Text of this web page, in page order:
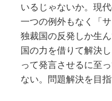
いるじゃないか。現
一つの例外もなく「
独裁国の反発しか生
国の力を借りて解決
って発言させるに至
ない。問題解決を目